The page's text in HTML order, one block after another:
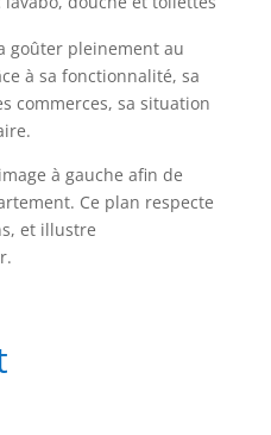
goûter pleinement au
à sa fonctionnalité, sa
commerces, sa situation
à gauche afin de
Ce plan respecte
et illustre